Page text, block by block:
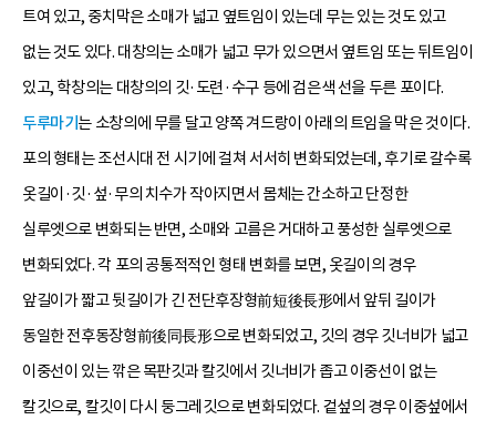
트여 있고, 중치막은 소매가 넓고 옆트임이 있는데 무는 있는 것도 있고
없는 것도 있다. 대창의는 소매가 넓고 무가 있으면서 옆트임 또는 뒤트임이
있고, 학창의는 대창의의 깃·도련·수구 등에 검은색 선을 두른 포이다.
두루마기 는 소창의에 무를 달고 양쪽 겨드랑이 아래의 트임을 막은 것이다.
포의 형태는 조선시대 전 시기에 걸쳐 서서히 변화되었는데, 후기로 갈수록
옷길이·깃·섶·무의 치수가 작아지면서 몸체는 간소하고 단정한
실루엣으로 변화되는 반면, 소매와 고름은 거대하고 풍성한 실루엣으로
변화되었다. 각 포의 공통적적인 형태 변화를 보면, 옷길이의 경우
앞길이가 짧고 뒷길이가 긴 전단후장형前短後長形에서 앞뒤 길이가
동일한 전후동장형前後同長形으로 변화되었고, 깃의 경우 깃너비가 넓고
이중선이 있는 깎은 목판깃과 칼깃에서 깃너비가 좁고 이중선이 없는
칼깃으로, 칼깃이 다시 둥그레깃으로 변화되었다. 겉섶의 경우 이중섶에서